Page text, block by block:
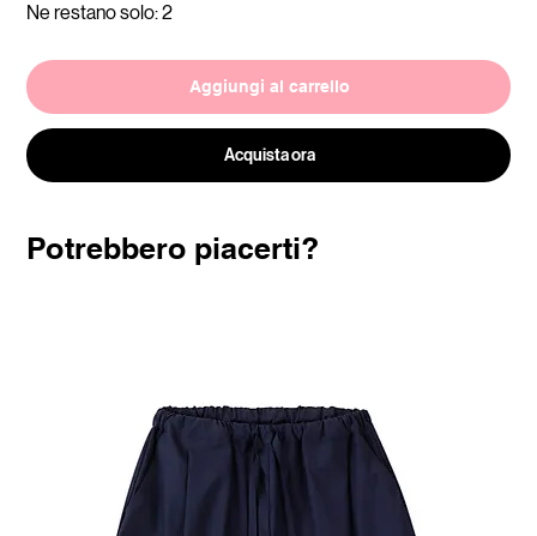
Ne restano solo: 2
Aggiungi al carrello
Acquista ora
Potrebbero piacerti?